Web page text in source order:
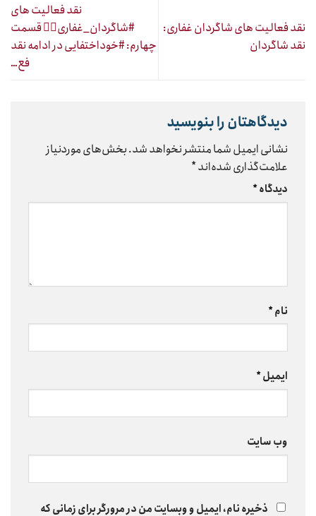
نقد فعالیت های شاگردان غفاری:
نقد شاگردان
نقد فعالیت های
#شاگردان_غفاری۴⃣ قسمت
چهارم: #خوداختفایی در ادامه نقد
فع…
دیدگاهتان را بنویسید
نشانی ایمیل شما منتشر نخواهد شد.بخش‌های موردنیاز
علامت‌گذاری شده‌اند*
دیدگاه*
نام*
ایمیل*
وب‌ سایت
ذخیره نام، ایمیل و وبسایت من در مرورگر برای زمانی که